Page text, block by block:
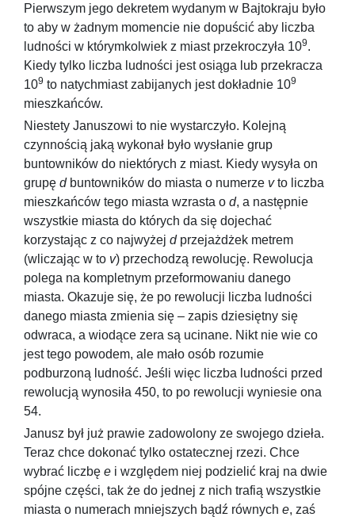
Pierwszym jego dekretem wydanym w Bajtokraju było
to aby w żadnym momencie nie dopuścić aby liczba
ludności w którymkolwiek z miast przekroczyła 109.
Kiedy tylko liczba ludności jest osiąga lub przekracza
109 to natychmiast zabijanych jest dokładnie 109
mieszkańców.
Niestety Januszowi to nie wystarczyło. Kolejną
czynnością jaką wykonał było wysłanie grup
buntowników do niektórych z miast. Kiedy wysyła on
grupę dbuntowników do miasta o numerze vto liczba
mieszkańców tego miasta wzrasta o d, a następnie
wszystkie miasta do których da się dojechać
korzystając z co najwyżej dprzejażdżek metrem
(wliczając w to v) przechodzą rewolucję. Rewolucja
polega na kompletnym przeformowaniu danego
miasta. Okazuje się, że po rewolucji liczba ludności
danego miasta zmienia się – zapis dziesiętny się
odwraca, a wiodące zera są ucinane. Nikt nie wie co
jest tego powodem, ale mało osób rozumie
podburzoną ludność. Jeśli więc liczba ludności przed
rewolucją wynosiła 450, to po rewolucji wyniesie ona
54.
Janusz był już prawie zadowolony ze swojego dzieła.
Teraz chce dokonać tylko ostatecznej rzezi. Chce
wybrać liczbę e i względem niej podzielić kraj na dwie
spójne części, tak że do jednej z nich trafią wszystkie
miasta o numerach mniejszych bądź równych e, zaś